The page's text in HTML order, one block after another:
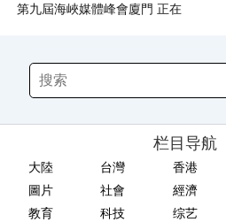
第九屆海峽媒體峰會廈門 正在
栏目导航
大陸 台灣 香港
圖片
社會 經濟
教育
科技 综艺